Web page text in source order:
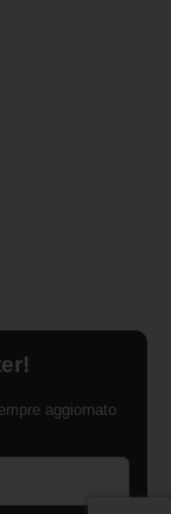
aggiornato